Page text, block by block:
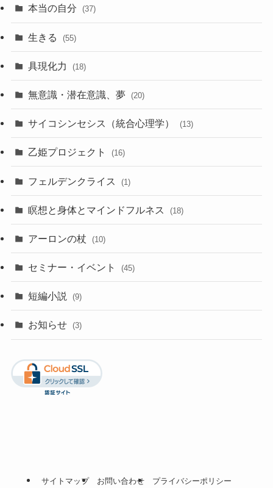
本当の自分 (37)
生きる (55)
具現化力 (18)
無意識・潜在意識、夢 (20)
サイコシンセシス（統合心理学） (13)
乙姫プロジェクト (16)
フェルデンクライス (1)
瞑想と身体とマインドフルネス (18)
アーロンの杖 (10)
セミナー・イベント (45)
短編小説 (9)
お知らせ (3)
サイトマップ お問い合わせ プライバシーポリシー